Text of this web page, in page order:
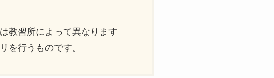
教習所によって異なります
を行うものです。